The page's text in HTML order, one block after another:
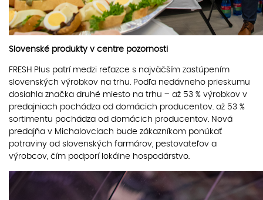
Slovenské produkty v centre pozornosti
FRESH Plus patrí medzi reťazce s najväčším zastúpením
slovenských výrobkov na trhu. Podľa nedávneho prieskumu
dosiahla značka druhé miesto na trhu – až 53 % výrobkov v
predajniach pochádza od domácich producentov. až 53 %
sortimentu pochádza od domácich producentov. Nová
predajňa v Michalovciach bude zákazníkom ponúkať
potraviny od slovenských farmárov, pestovateľov a
výrobcov, čím podporí lokálne hospodárstvo.